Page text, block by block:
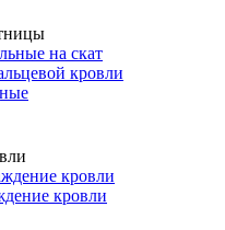
на скат
кровли
кровли
кровли